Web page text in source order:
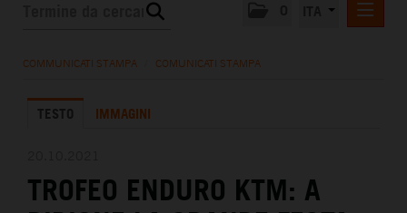
L'AZIENDA
COMMUNICATI STAMPA COMUNICATI STAMPA
TESTO IMMAGINI
TROFEO ENDURO KTM: A